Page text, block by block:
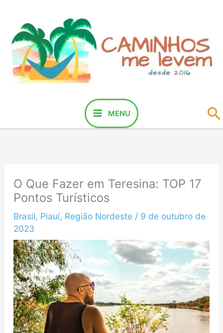
conteúdo
MENU
O Que Fazer em Teresina: TOP 17
Pontos Turísticos
Brasil, Piauí, Região Nordeste/ 9 de outubro de
2023